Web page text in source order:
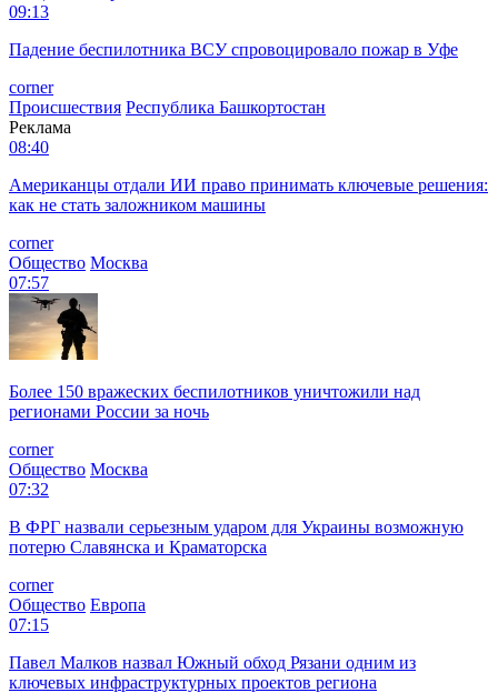
09:13
Падение беспилотника ВСУ спровоцировало пожар в Уфе
corner
Происшествия Республика Башкортостан
Реклама
08:40
Американцы отдали ИИ право принимать ключевые решения:
как не стать заложником машины
corner
Общество Москва
07:57
Более 150 вражеских беспилотников уничтожили над
регионами России за ночь
corner
Общество Москва
07:32
В ФРГ назвали серьезным ударом для Украины возможную
потерю Славянска и Краматорска
corner
Общество Европа
07:15
Павел Малков назвал Южный обход Рязани одним из
ключевых инфраструктурных проектов региона